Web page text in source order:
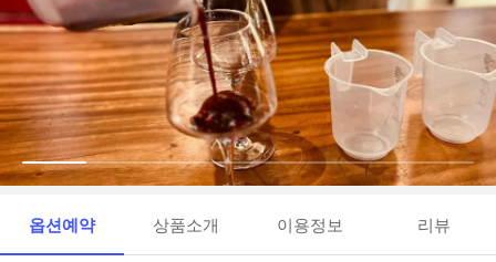
옵션예약 상품소개 이용정보 리뷰